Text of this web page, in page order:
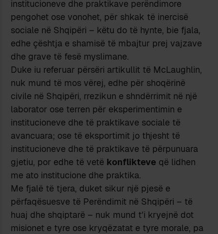
institucioneve dhe praktikave perëndimore
pengohet ose vonohet, për shkak të inercisë
sociale në Shqipëri – këtu do të hynte, bie fjala,
edhe çështja e shamisë të mbajtur prej vajzave
dhe grave të fesë myslimane.
Duke iu referuar përsëri artikullit të McLaughlin,
nuk mund të mos vërej, edhe për shoqërinë
civile në Shqipëri, rrezikun e shndërrimit në një
laborator ose terren për eksperimentimin e
institucioneve dhe të praktikave sociale të
avancuara; ose të eksportimit jo thjesht të
institucioneve dhe të praktikave të përpunuara
gjetiu, por edhe të vetë konflikteve që lidhen
me ato institucione dhe praktika.
Me fjalë të tjera, duket sikur një pjesë e
përfaqësuesve të Perëndimit në Shqipëri – të
huaj dhe shqiptarë – nuk mund t’i kryejnë dot
misionet e tyre ose kryqëzatat e tyre morale, pa